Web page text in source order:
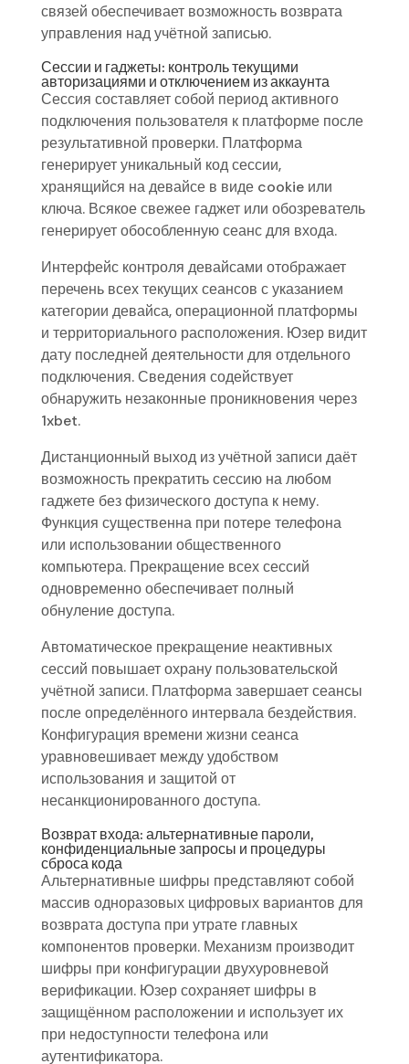
связей обеспечивает возможность возврата
управления над учётной записью.
Сессии и гаджеты: контроль текущими
авторизациями и отключением из аккаунта
Сессия составляет собой период активного
подключения пользователя к платформе после
результативной проверки. Платформа
генерирует уникальный код сессии,
хранящийся на девайсе в виде cookie или
ключа. Всякое свежее гаджет или обозреватель
генерирует обособленную сеанс для входа.
Интерфейс контроля девайсами отображает
перечень всех текущих сеансов с указанием
категории девайса, операционной платформы
и территориального расположения. Юзер видит
дату последней деятельности для отдельного
подключения. Сведения содействует
обнаружить незаконные проникновения через
1xbet.
Дистанционный выход из учётной записи даёт
возможность прекратить сессию на любом
гаджете без физического доступа к нему.
Функция существенна при потере телефона
или использовании общественного
компьютера. Прекращение всех сессий
одновременно обеспечивает полный
обнуление доступа.
Автоматическое прекращение неактивных
сессий повышает охрану пользовательской
учётной записи. Платформа завершает сеансы
после определённого интервала бездействия.
Конфигурация времени жизни сеанса
уравновешивает между удобством
использования и защитой от
несанкционированного доступа.
Возврат входа: альтернативные пароли,
конфиденциальные запросы и процедуры
сброса кода
Альтернативные шифры представляют собой
массив одноразовых цифровых вариантов для
возврата доступа при утрате главных
компонентов проверки. Механизм производит
шифры при конфигурации двухуровневой
верификации. Юзер сохраняет шифры в
защищённом расположении и использует их
при недоступности телефона или
аутентификатора.